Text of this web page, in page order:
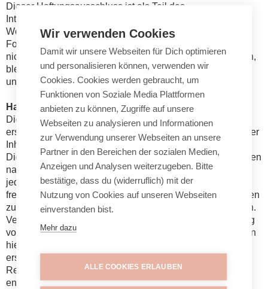
Dieser Haftungsausschluss ist als Teil des
Internetangebotes zu betrachten, von dem aus auf diese
Webseite verwiesen wurde. Sofern Teile oder einzelne
Formulierungen dieses Textes der geltenden Rechtslage
nicht, nicht mehr oder nicht vollständig entsprechen sollten,
bleiben die übrigen Teile des Dokumentes in ihrem Inhalt
und ihrer Gültigkeit davon unberührt.
Haftung für Inhalte dieser Webseite
Die Inhalte unserer Seiten wurden mit größter Sorgfalt
erstellt. Für die Richtigkeit, Vollständigkeit und Aktualität der
Inhalte können wir jedoch keine Gewähr übernehmen. Als
Diensteanbieter sind wir für eigene Inhalte auf diesen Seiten
nach den allgemeinen Gesetzen verantwortlich. Wir sind
jedoch nicht verpflichtet, übermittelte oder gespeicherte
fremde Informationen zu überwachen oder nach Umständen
zu forschen, die auf eine rechtswidrige Tätigkeit hinweisen.
Verpflichtungen zur Entfernung oder Sperrung der Nutzung
von Informationen nach den allgemeinen Gesetzen bleiben
hiervon unberührt. Eine diesbezügliche Haftung ist jedoch
erst ab dem Zeitpunkt der Kenntnis einer konkreten
Rechtsverletzung möglich. Bei Bekanntwerden von
entsprechenden Rechtsverletzungen werden wir diese
Wir verwenden Cookies
Damit wir unsere Webseiten für Dich optimieren
und personalisieren können, verwenden wir
Cookies. Cookies werden gebraucht, um
Funktionen von Soziale Media Plattformen
anbieten zu können, Zugriffe auf unsere
Webseiten zu analysieren und Informationen
zur Verwendung unserer Webseiten an unsere
Partner in den Bereichen der sozialen Medien,
Anzeigen und Analysen weiterzugeben. Bitte
bestätige, dass du (widerruflich) mit der
Nutzung von Cookies auf unseren Webseiten
einverstanden bist.
Mehr dazu
ALLE COOKIES ERLAUBEN